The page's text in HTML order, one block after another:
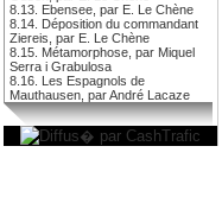
8.13. Ebensee, par E. Le Chène
8.14. Déposition du commandant
Ziereis, par E. Le Chène
8.15. Métamorphose, par Miquel
Serra i Grabulosa
8.16. Les Espagnols de
Mauthausen, par André Lacaze